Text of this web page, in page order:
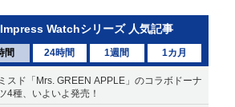
Impress Watchシリーズ 人気記事
間 24時間 1週間 1カ月
スド「Mrs. GREEN APPLE」のコラボドーナ
4種、いよいよ発売！